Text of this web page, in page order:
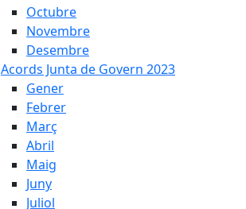
Octubre
Novembre
Desembre
Acords Junta de Govern 2023
Gener
Febrer
Març
Abril
Maig
Juny
Juliol